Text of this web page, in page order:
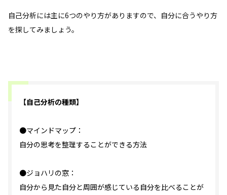
自己分析には主に6つのやり方がありますので、自分に合うやり方
を探してみましょう。
【自己分析の種類】
●マインドマップ：
自分の思考を整理することができる方法
●ジョハリの窓：
自分から見た自分と周囲が感じている自分を比べることが